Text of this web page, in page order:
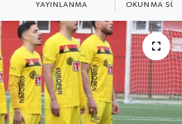
YAYINLANMA OKUNMA